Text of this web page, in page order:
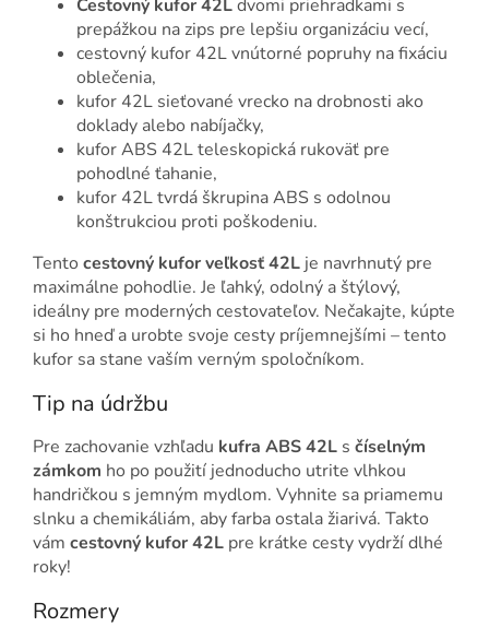
Cestovný kufor 42Ldvomi priehradkami s
prepážkou na zips pre lepšiu organizáciu vecí,
cestovný kufor 42L vnútorné popruhy na fixáciu
oblečenia,
kufor 42L sieťované vrecko na drobnosti ako
doklady alebo nabíjačky,
kufor ABS 42L teleskopická rukoväť pre
pohodlné ťahanie,
kufor 42L tvrdá škrupina ABS s odolnou
konštrukciou proti poškodeniu.
Tento cestovný kufor veľkosť 42L je navrhnutý pre
maximálne pohodlie. Je ľahký, odolný a štýlový,
ideálny pre moderných cestovateľov. Nečakajte, kúpte
si ho hneď a urobte svoje cesty príjemnejšími – tento
kufor sa stane vaším verným spoločníkom.
Tip na údržbu
Pre zachovanie vzhľadu kufra ABS 42L s číselným
zámkom ho po použití jednoducho utrite vlhkou
handričkou s jemným mydlom. Vyhnite sa priamemu
slnku a chemikáliám, aby farba ostala žiarivá. Takto
vám cestovný kufor 42L pre krátke cesty vydrží dlhé
roky!
Rozmery